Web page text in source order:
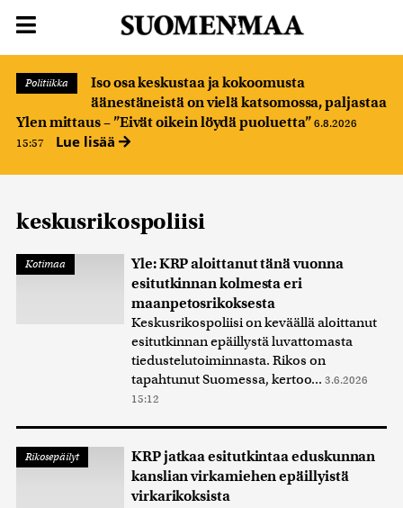
Politiikka
Iso osa keskustaa ja kokoomusta
äänestäneistä on vielä katsomossa, paljastaa
Ylen mittaus – ”Eivät oikein löydä puoluetta” 6.8.2026
15:57
Lue lisää
keskusrikospoliisi
Kotimaa
Yle: KRP aloittanut tänä vuonna
esitutkinnan kolmesta eri
maanpetosrikoksesta
Keskusrikospoliisi on keväällä aloittanut
esitutkinnan epäillystä luvattomasta
tiedustelutoiminnasta. Rikos on
tapahtunut Suomessa, kertoo... 3.6.2026
15:12
Rikosepäilyt
KRP jatkaa esitutkintaa eduskunnan
kanslian virkamiehen epäillyistä
virkarikoksista